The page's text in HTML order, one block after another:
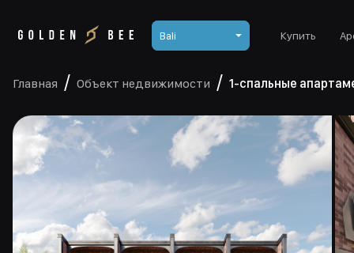
Bali Купить
Главная Объект недвижимости 1-спальные